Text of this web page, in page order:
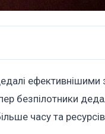
ефективнішими
безпілотники
часу та